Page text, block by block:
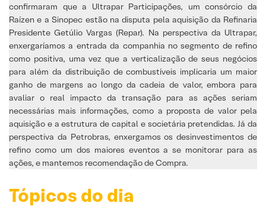
confirmaram que a Ultrapar Participações, um consórcio da
Raízen e a Sinopec estão na disputa pela aquisição da Refinaria
Presidente Getúlio Vargas (Repar). Na perspectiva da Ultrapar,
enxergaríamos a entrada da companhia no segmento de refino
como positiva, uma vez que a verticalização de seus negócios
para além da distribuição de combustíveis implicaria um maior
ganho de margens ao longo da cadeia de valor, embora para
avaliar o real impacto da transação para as ações seriam
necessárias mais informações, como a proposta de valor pela
aquisição e a estrutura de capital e societária pretendidas. Já da
perspectiva da Petrobras, enxergamos os desinvestimentos de
refino como um dos maiores eventos a se monitorar para as
ações, e mantemos recomendação de Compra.
Tópicos do dia